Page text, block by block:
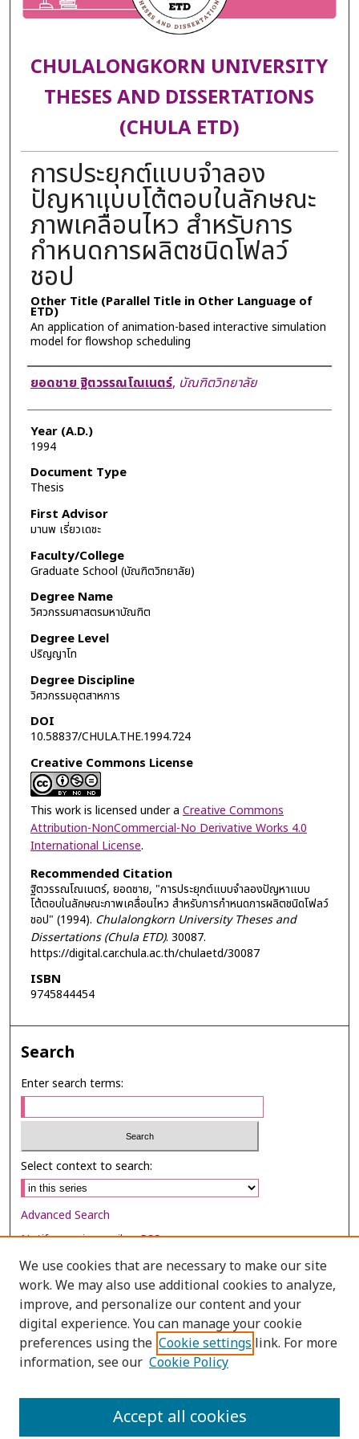
CHULALONGKORN UNIVERSITY
THESES AND DISSERTATIONS
(CHULA ETD)
การประยุกต์แบบจำลอง
ปัญหาแบบโต้ตอบในลักษณะ
ภาพเคลื่อนไหว สำหรับการ
กำหนดการผลิตชนิดโฟลว์
ชอป
Other Title (Parallel Title in Other Language of
ETD)
An application of animation-based interactive simulation
model for flowshop scheduling
Author
ยอดชาย ฐิตวรรณโณเนตร์, บัณฑิตวิทยาลัย
Year (A.D.)
1994
Document Type
Thesis
First Advisor
มานพ เรี่ยวเดชะ
Faculty/College
Graduate School (บัณฑิตวิทยาลัย)
Degree Name
วิศวกรรมศาสตรมหาบัณฑิต
Degree Level
ปริญญาโท
Degree Discipline
วิศวกรรมอุตสาหการ
DOI
10.58837/CHULA.THE.1994.724
Creative Commons License
This work is licensed under a Creative Commons
Attribution-NonCommercial-No Derivative Works 4.0
International License.
Recommended Citation
ฐิตวรรณโณเนตร์, ยอดชาย, "การประยุกต์แบบจำลองปัญหาแบบ
โต้ตอบในลักษณะภาพเคลื่อนไหว สำหรับการกำหนดการผลิตชนิดโฟลว์
ชอป" (1994). Chulalongkorn University Theses and
Dissertations (Chula ETD). 30087.
https://digital.car.chula.ac.th/chulaetd/30087
ISBN
9745844454
Search
Enter search terms:
Select context to search:
Advanced Search
Notify me via email orRSS
Browse
Collections
Disciplines
Authors
We use cookies that are necessary to make our site
work. We may also use additional cookies to analyze,
improve, and personalize our content and your
digital experience. You can manage your cookie
preferences using the Cookie settings link. For more
information, see our Cookie Policy
Accept all cookies